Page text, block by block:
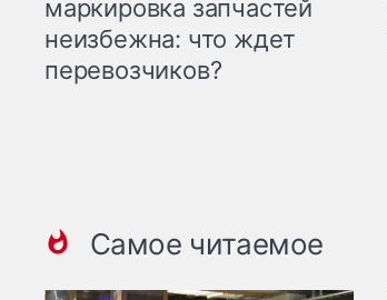
маркировка запчастей
неизбежна: что ждет
перевозчиков?
Самое читаемое